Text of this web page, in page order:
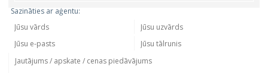
Sazināties ar aģentu: